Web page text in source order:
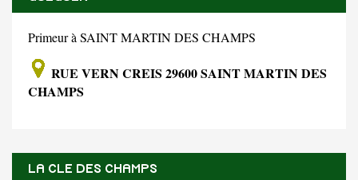
Primeur à SAINT MARTIN DES CHAMPS
RUE VERN CREIS 29600 SAINT MARTIN DES
CHAMPS
LA CLE DES CHAMPS